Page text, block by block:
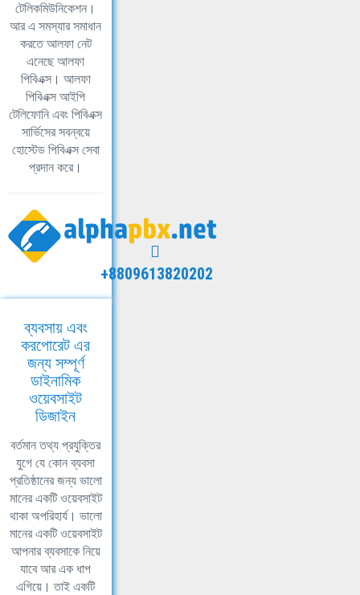
টেলিকমিউনিকেশন।
আর এ সমস্যার সমাধান
করতে আলফা নেট
এনেছে আলফা
পিবিএক্স। আলফা
পিবিএক্স আইপি
টেলিফোনি এবং পিবিএক্স
সার্ভিসের সবন্বয়ে
হোস্টেড পিবিএক্স সেবা
প্রদান করে।
+8809613820202
ব্যবসায় এবং
করপোরেট এর
জন্য সম্পূর্ণ
ডাইনামিক
ওয়েবসাইট
ডিজাইন
বর্তমান তথ্য প্রযুক্তির
যুগে যে কোন ব্যবসা
প্রতিষ্ঠানের জন্য ভালো
মানের একটি ওয়েবসাইট
থাকা অপরিহার্য। ভালো
মানের একটি ওয়েবসাইট
আপনার ব্যবসাকে নিয়ে
যাবে আর এক ধাপ
এগিয়ে। তাই একটি